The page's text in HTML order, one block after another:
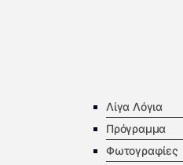
Λίγα Λόγια
Πρόγραμμα
Φωτογραφίες